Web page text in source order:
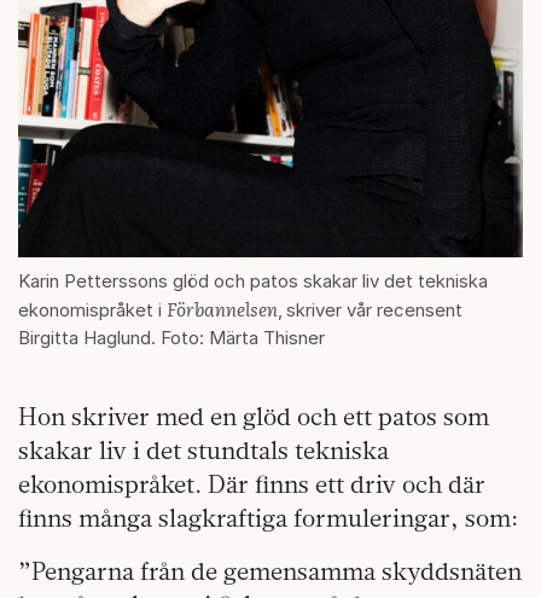
Karin Petterssons glöd och patos skakar liv det tekniska
ekonomispråket i Förbannelsen, skriver vår recensent
Birgitta Haglund. Foto: Märta Thisner
Hon skriver med en glöd och ett patos som
skakar liv i det stundtals tekniska
ekonomispråket. Där finns ett driv och där
finns många slagkraftiga formuleringar, som:
”Pengarna från de gemensamma skyddsnäten